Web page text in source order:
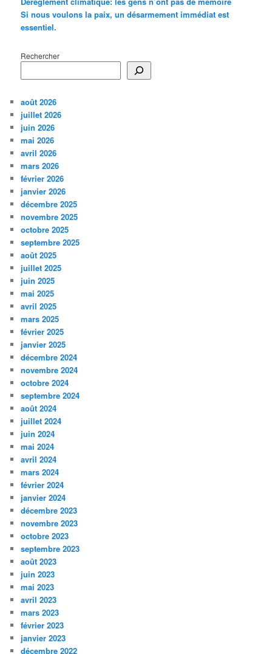
Si nous voulons la paix, un désarmement immédiat est
essentiel.
Rechercher
août 2026
juillet 2026
juin 2026
mai 2026
avril 2026
mars 2026
février 2026
janvier 2026
décembre 2025
novembre 2025
octobre 2025
septembre 2025
août 2025
juillet 2025
juin 2025
mai 2025
avril 2025
mars 2025
février 2025
janvier 2025
décembre 2024
novembre 2024
octobre 2024
septembre 2024
août 2024
juillet 2024
juin 2024
mai 2024
avril 2024
mars 2024
février 2024
janvier 2024
décembre 2023
novembre 2023
octobre 2023
septembre 2023
août 2023
juin 2023
mai 2023
avril 2023
mars 2023
février 2023
janvier 2023
décembre 2022